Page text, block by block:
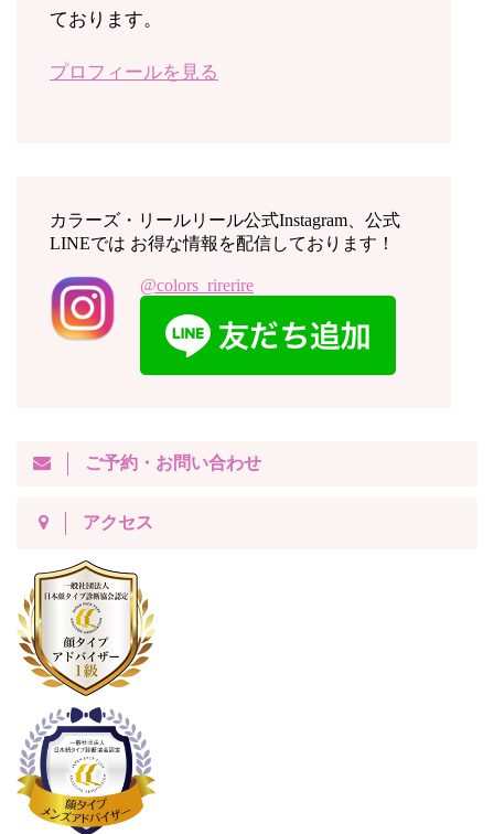
ております。
プロフィールを見る
カラーズ・リールリール公式Instagram、公式
LINEでは お得な情報を配信しております！
@colors_rirerire
ご予約・お問い合わせ
アクセス